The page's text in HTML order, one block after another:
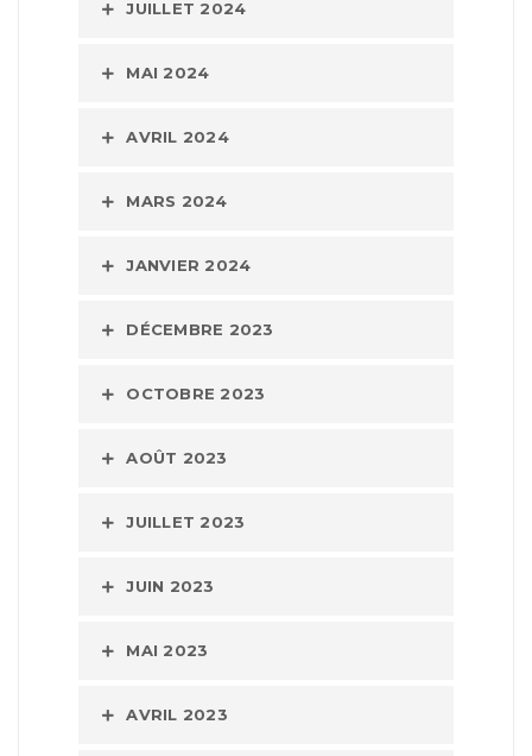
JUILLET 2024
MAI 2024
AVRIL 2024
MARS 2024
JANVIER 2024
DÉCEMBRE 2023
OCTOBRE 2023
AOÛT 2023
JUILLET 2023
JUIN 2023
MAI 2023
AVRIL 2023